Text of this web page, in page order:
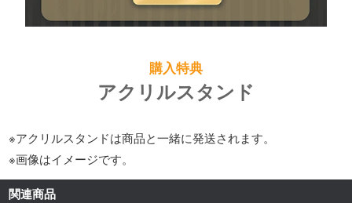
購入特典
アクリルスタンド
※アクリルスタンドは商品と一緒に発送されます。
※画像はイメージです。
関連商品